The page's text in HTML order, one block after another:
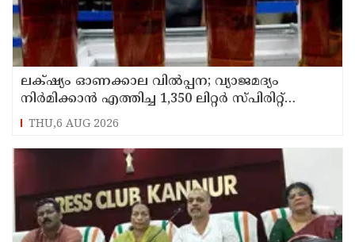
ലക്‌ഷ്യം ഓണക്കാല വിൽപ്പന; വ്യാജമദ്യം
നിർമിക്കാൻ എത്തിച്ച 1,350 ലിറ്റർ സ്പിരിറ്റ്
പിടികൂടി; രണ്ട് പേർ അറസ്റ്റിൽ
THU,6 AUG 2026